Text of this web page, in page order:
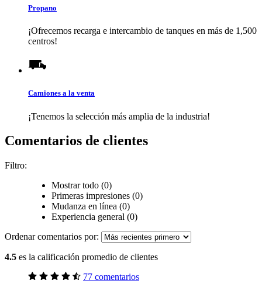
Propano
¡Ofrecemos recarga e intercambio de tanques en más de 1,500
centros!
Camiones a la venta
¡Tenemos la selección más amplia de la industria!
Comentarios de clientes
Filtro:
Mostrar todo (0)
Primeras impresiones (0)
Mudanza en línea (0)
Experiencia general (0)
Ordenar comentarios por:
4.5 es la calificación promedio de clientes
77 comentarios